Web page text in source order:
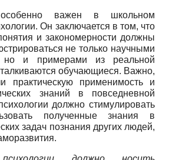
важен в школьном
Он заключается в том, что
и закономерности должны
не только научными
но и примерами из реальной
обучающиеся. Важно,
практическую применимость и
знаний в повседневной
должно стимулировать
полученные знания в
задач познания других людей,